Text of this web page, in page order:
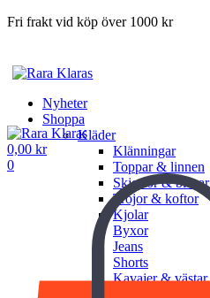
Fri frakt vid köp över 1000 kr
Nyheter
Shoppa
Kläder
Klänningar
Toppar & linnen
Skjortor & blusar
Tröjor & koftor
Kjolar
Byxor
Jeans
Shorts
Kavajer & västar
0,00 kr
0